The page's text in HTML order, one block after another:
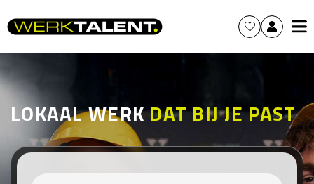
LOKAAL WERKDAT BIJ JE PAST